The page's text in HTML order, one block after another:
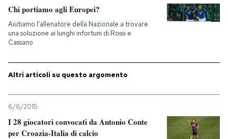
PODCAST
NEWSLETTER
I MIEI PREFERITI
Chi portiamo agli Europei?
Aiutiamo l'allenatore della Nazionale a trovare
una soluzione ai lunghi infortuni di Rossi e
Cassano
Altri articoli su questo argomento
6/6/2015
I 28 giocatori convocati da Antonio Conte
per Croazia-Italia di calcio